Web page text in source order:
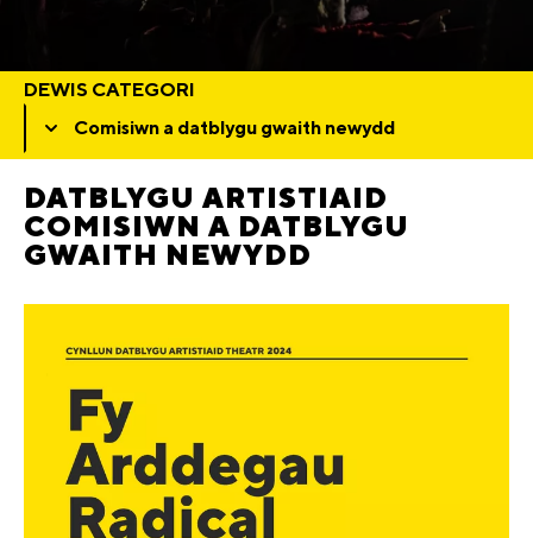
DEWIS CATEGORI
DATBLYGU ARTISTIAID
COMISIWN A DATBLYGU
GWAITH NEWYDD